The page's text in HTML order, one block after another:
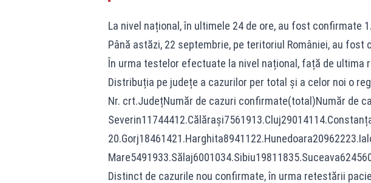
La nivel național, în ultimele 24 de ore, au fost confirmate
Până astăzi, 22 septembrie, pe teritoriul României, au
În urma testelor efectuate la nivel național, față de ultima
Distribuția pe județe a cazurilor per total și a celor noi o
Nr. crt.JudețNumăr de cazuri confirmate(total)Număr de
Distinct de cazurile nou confirmate, în urma retestării